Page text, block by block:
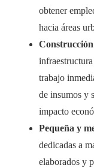
obtener
hacia áreas
trabajo
de insumos y
impacto
Pequeña y
dedicadas a
elaborados y